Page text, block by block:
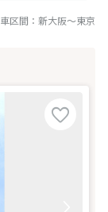
区間： 新大阪～東京